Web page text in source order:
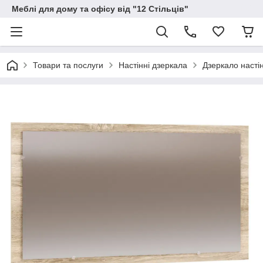
Меблі для дому та офісу від "12 Стільців"
Товари та послуги Настінні дзеркала Дзеркало